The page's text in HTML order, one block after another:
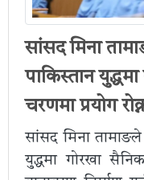
सांसद मिना
पाकिस्तान
चरणमा प्रयोग
सांसद मिना तामाङले
युद्धमा गोरखा